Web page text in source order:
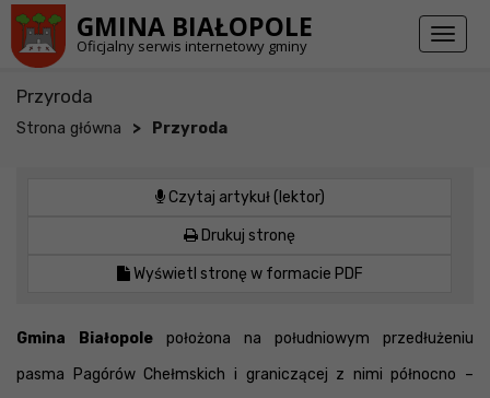
GMINA BIAŁOPOLE
Oficjalny serwis internetowy gminy
Toggle
Przyroda
Strona główna > Przyroda
Czytaj artykuł (lektor)
Drukuj stronę
Wyświetl stronę w formacie PDF
Gmina Białopole położona na południowym przedłużeniu
pasma Pagórów Chełmskich i graniczącej z nimi północno –